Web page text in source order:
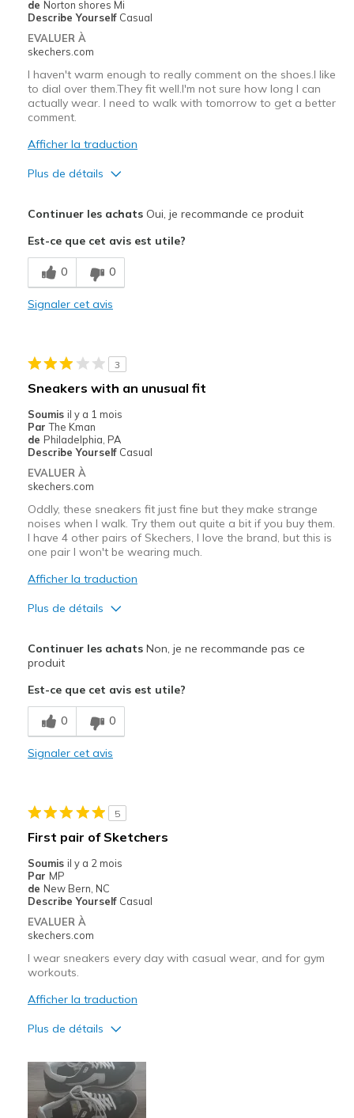
Special Occasions
Travel
Width
Feels true to width
Sizing
de Norton shores Mi
Describe Yourself Casual
EVALUER À
skechers.com
I haven't warm enough to really comment on the shoes.I like
to dial over them.They fit well.I'm not sure how long I can
actually wear. I need to walk with tomorrow to get a better
comment.
Afficher la traduction
Plus de détails
Stylish
Les meilleures utilisations
Casual Wear
Sizing
Feels true to size
View On Shoes
I'm Into Shoes
Continuer les achatsOui, je recommande ce produit
Est-ce que cet avis est utile?
0 0
Signaler cet avis
3
Sneakers with an unusual fit
Soumis il y a 1 mois
Par The Kman
de Philadelphia, PA
Describe Yourself Casual
EVALUER À
skechers.com
Oddly, these sneakers fit just fine but they make strange
noises when I walk. Try them out quite a bit if you buy them.
I have 4 other pairs of Skechers, I love the brand, but this is
one pair I won't be wearing much.
Afficher la traduction
Plus de détails
Attractive Design
Comfortable
Les meilleures utilisations
Casual Wear
Sizing
Feels true to size
View On Shoes
I'm Really Into Shoes
Continuer les achatsNon, je ne recommande pas ce
produit
Est-ce que cet avis est utile?
0 0
Signaler cet avis
5
First pair of Sketchers
Soumis il y a 2 mois
Par MP
de New Bern, NC
Describe Yourself Casual
EVALUER À
skechers.com
I wear sneakers every day with casual wear, and for gym
workouts.
Afficher la traduction
Plus de détails
Attractive Design
Comfortable